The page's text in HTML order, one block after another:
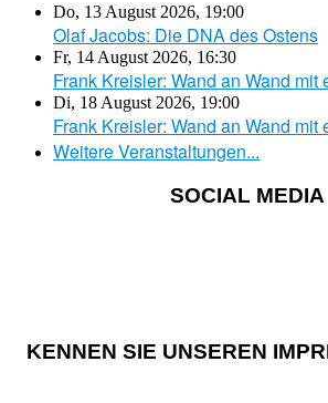
Do, 13 August 2026, 19:00
Olaf Jacobs: Die DNA des Ostens
Fr, 14 August 2026, 16:30
Frank Kreisler: Wand an Wand mit
Di, 18 August 2026, 19:00
Frank Kreisler: Wand an Wand mit
Weitere Veranstaltungen...
SOCIAL MEDIA
KENNEN SIE UNSEREN